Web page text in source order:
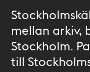
mellan arkiv,
Stockholm.
till